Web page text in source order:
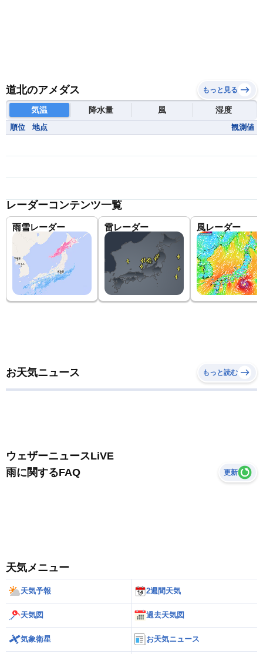
道北のアメダス もっと見る
気温 降水量 風 湿度
順位 地点 観測値
レーダーコンテンツ一覧
雨雪レーダー 雷レーダー 風レーダー
お天気ニュース もっと読む
ウェザーニュースLiVE
雨に関するFAQ
更新
天気メニュー
天気予報 2週間天気
天気図 過去天気図
気象衛星 お天気ニュース